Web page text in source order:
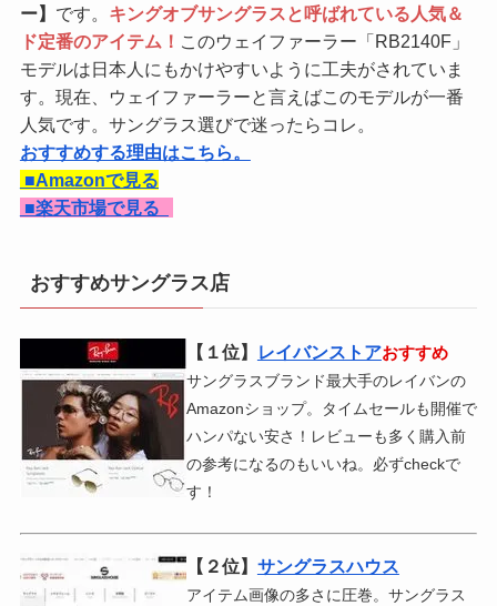
ー】 です。 キングオブサングラスと呼ばれている人気＆
ド定番のアイテム！ このウェイファーラー「RB2140F」
モデルは日本人にもかけやすいように工夫がされていま
す。現在、ウェイファーラーと言えばこのモデルが一番
人気です。サングラス選びで迷ったらコレ。
おすすめする理由はこちら。
■Amazonで見る
■楽天市場で見る
おすすめサングラス店
【１位】 レイバンストアおすすめ
サングラスブランド最大手のレイバンの
Amazonショップ。タイムセールも開催で
ハンパない安さ！レビューも多く購入前
の参考になるのもいいね。必ずcheckで
す！
【２位】 サングラスハウス
アイテム画像の多さに圧巻。サングラス